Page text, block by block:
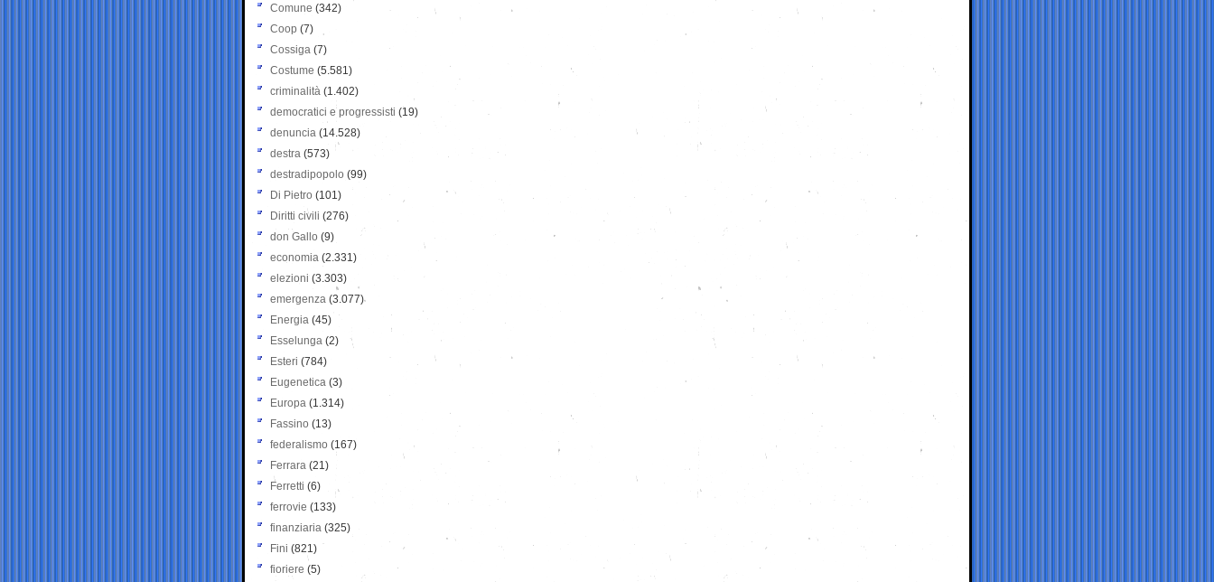
Comune (342)
Coop (7)
Cossiga (7)
Costume (5.581)
criminalità (1.402)
democratici e progressisti (19)
denuncia (14.528)
destra (573)
destradipopolo (99)
Di Pietro (101)
Diritti civili (276)
don Gallo (9)
economia (2.331)
elezioni (3.303)
emergenza (3.077)
Energia (45)
Esselunga (2)
Esteri (784)
Eugenetica (3)
Europa (1.314)
Fassino (13)
federalismo (167)
Ferrara (21)
Ferretti (6)
ferrovie (133)
finanziaria (325)
Fini (821)
fioriere (5)